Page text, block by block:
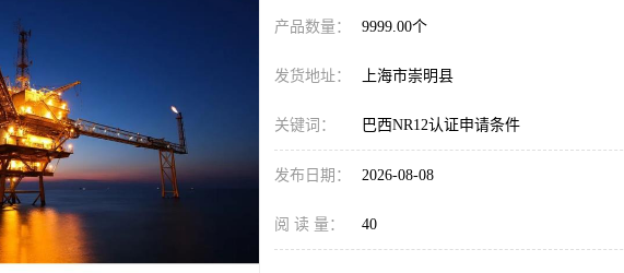
产品数量： 9999.00个
发货地址： 上海市崇明县
关键词： 巴西NR12认证申请条件
发布日期： 2026-08-08
阅 读 量： 40